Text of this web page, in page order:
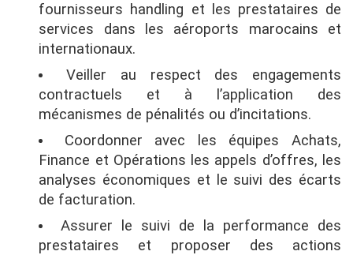
fournisseurs handling et les prestataires de
services dans les aéroports marocains et
internationaux.
Veiller au respect des engagements
contractuels et à l’application des
mécanismes de pénalités ou d’incitations.
Coordonner avec les équipes Achats,
Finance et Opérations les appels d’offres, les
analyses économiques et le suivi des écarts
de facturation.
Assurer le suivi de la performance des
prestataires et proposer des actions